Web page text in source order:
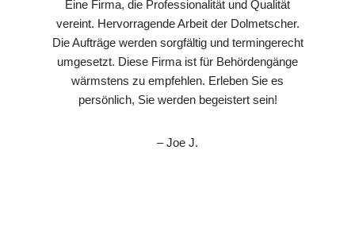
Eine Firma, die Professionalität und Qualität
vereint. Hervorragende Arbeit der Dolmetscher.
Die Aufträge werden sorgfältig und termingerecht
umgesetzt. Diese Firma ist für Behördengänge
wärmstens zu empfehlen. Erleben Sie es
persönlich, Sie werden begeistert sein!
– Joe J.